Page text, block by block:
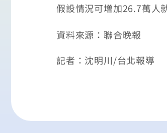
假設情況可增加26.7萬人
資料來源：聯合晚報
記者：沈明川/台北報導